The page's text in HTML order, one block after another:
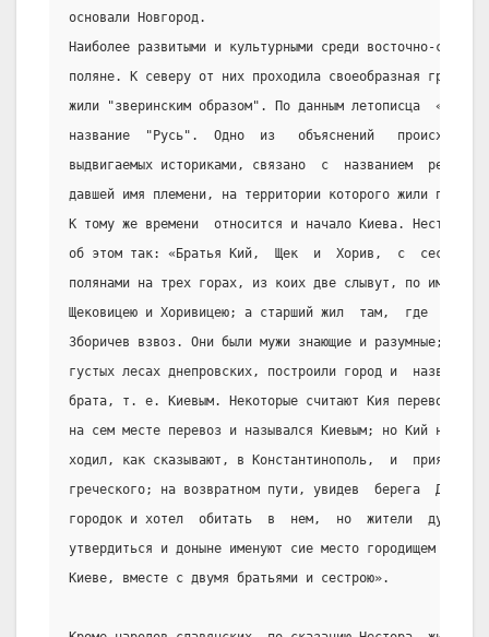
основали Новгород.
Наиболее развитыми и культурными среди восточно-
поляне. К северу от них проходила своеобразная
жили "зверинским образом". По данным летописца
название  "Русь".  Одно  из   объяснений
выдвигаемых историками, связано  с  названием  реки
давшей имя племени, на территории которого жили поляне.
К тому же времени  относится и начало Киева. Нестор в
об этом так: «Братья Кий,  Щек  и  Хорив,  с  сестрою
полянами на трех горах, из коих две слывут, по имени
Щековицею и Хоривицею; а старший жил  там,  где  ныне
Зборичев взвоз. Они были мужи знающие и разумные;
густых лесах днепровских, построили город и  назвали
брата, т. е. Киевым. Некоторые считают Кия
на сем месте перевоз и назывался Киевым; но Кий
ходил, как сказывают, в Константинополь,  и  приял
греческого; на возвратном пути, увидев  берега
городок и хотел  обитать  в  нем,  но  жители
утвердиться и доныне именуют сие место городищем
Киеве, вместе с двумя братьями и сестрою».